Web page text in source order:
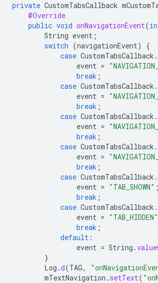
private CustomTabsCallback
@Override
public void onNavigationEvent(
String event ;
switch (navigationEvent)
{
case CustomTabsCallback .
event =
break ;
case CustomTabsCallback .
event =
break ;
case CustomTabsCallback .
event =
break ;
case CustomTabsCallback .
event =
break ;
case CustomTabsCallback .
event = "TAB_SHOWN" ;
break ;
case CustomTabsCallback .
event = "TAB_HIDDEN"
break ;
default :
event = String .
}
Log .d(TAG,
mTextNavigation . setText(